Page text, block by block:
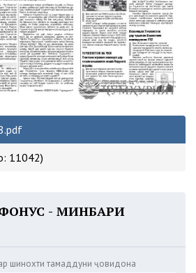
11042)
- МИНБАРИ
шинохти тамаддуни ҷовидона